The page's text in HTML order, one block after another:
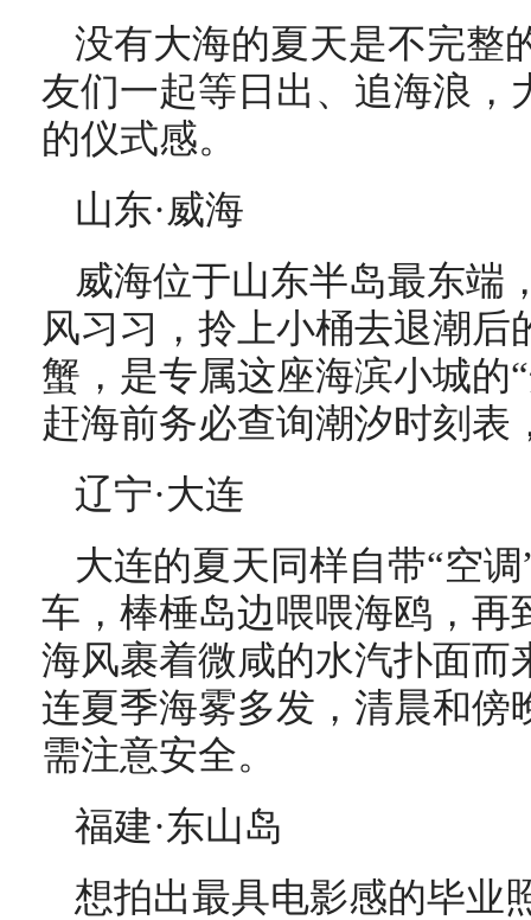
没有大海的夏天是不完整
友们一起等日出、追海浪，
的仪式感。
山东·威海
威海位于山东半岛最东端
风习习，拎上小桶去退潮后
蟹，是专属这座海滨小城的
赶海前务必查询潮汐时刻表
辽宁·大连
大连的夏天同样自带“空
车，棒棰岛边喂喂海鸥，再
海风裹着微咸的水汽扑面而
连夏季海雾多发，清晨和傍
需注意安全。
福建·东山岛
想拍出最具电影感的毕业